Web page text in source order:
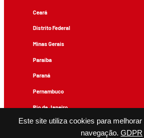
Este site utiliza cookies para
navegação. GDPR
Ceará
Distrito Federal
Minas Gerais
Paraíba
Paraná
Pernambuco
Rio de Janeiro
Rio Grande do Sul